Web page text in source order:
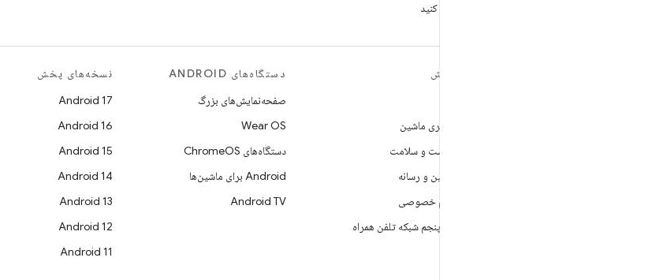
کاوش
یادگیری ماشین
بهداشت و سلامت
دوربین و رسانه
حریم خصوصی
نسل پنجم شبکه تلفن همراه
دستگاه‌های ANDROID
صفحه‌نمایش‌های بزرگ
Wear OS
دستگاه‌های ChromeOS
Android برای ماشین‌ها
Android TV
نسخه‌های پخش
Android 17
Android 16
Android 15
Android 14
Android 13
Android 12
Android 11